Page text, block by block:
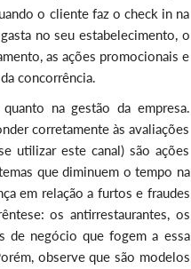
o cliente faz o check in na
no seu estabelecimento, o
as ações promocionais e
concorrência.
na gestão da empresa.
corretamente às avaliações
utilizar este canal) são ações
que diminuem o tempo na
em relação a furtos e fraudes
os antirrestaurantes, os
de negócio que fogem a essa
observe que são modelos